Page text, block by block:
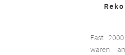
Fast
waren